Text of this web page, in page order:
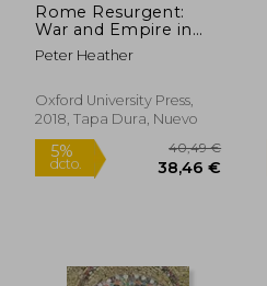
Rome Resurgent:
War and Empire in
the age of Justinian
(Ancient Warfare and
Inglés)
Peter Heather
Oxford University Press,
2018, Tapa Dura, Nuevo